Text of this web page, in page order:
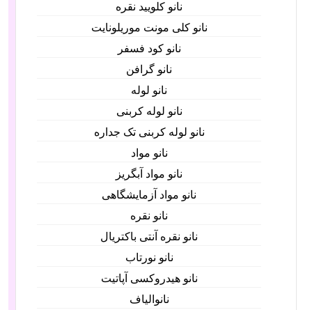
نانو کلویید نقره
نانو کلی مونت موریلونایت
نانو کود فسفر
نانو گرافن
نانو لوله
نانو لوله کربنی
نانو لوله کربنی تک جداره
نانو مواد
نانو مواد آبگریز
نانو مواد آزمایشگاهی
نانو نقره
نانو نقره آنتی باکتریال
نانو نورتاب
نانو هیدروکسی آپاتیت
نانوالیاف